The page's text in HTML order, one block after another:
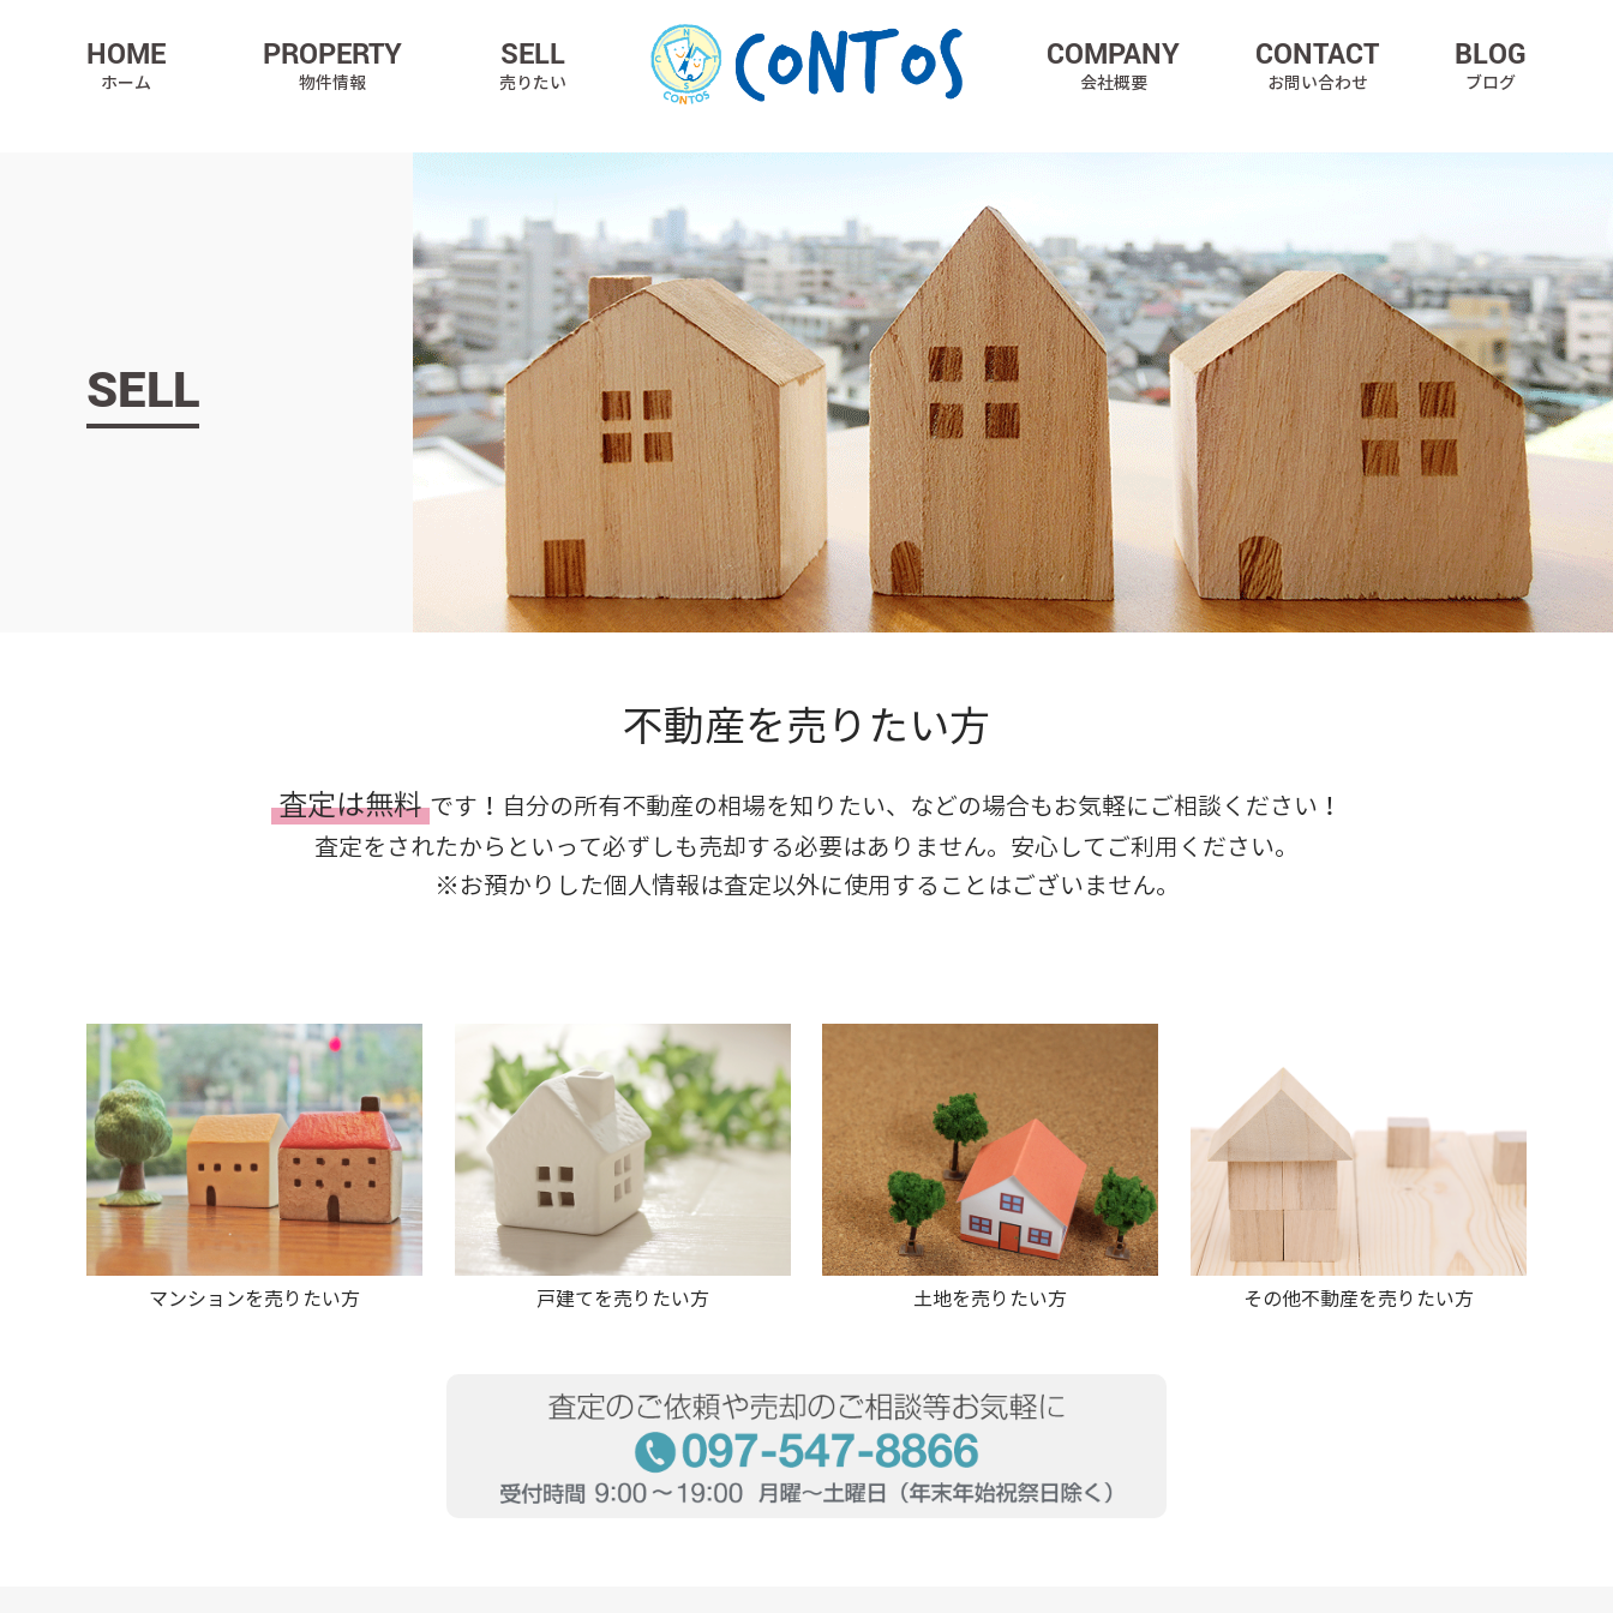
HOME
ホーム
PROPERTY
物件情報
SELL
売りたい
COMPANY
会社概要
CONTACT
お問い合わせ
BLOG
ブログ
SELL
不動産を売りたい方
査定は無料 です！自分の所有不動産の相場を知りたい、などの場合もお気軽にご相談ください！
査定をされたからといって必ずしも売却する必要はありません。安心してご利用ください。
※お預かりした個人情報は査定以外に使用することはございません。
マンションを売りたい方 戸建てを売りたい方 土地を売りたい方 その他不動産を売りたい方